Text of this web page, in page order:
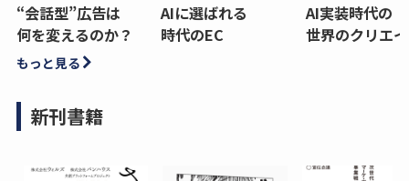
“会話型”広告は
何を変えるのか？
AIに選ばれる
時代のEC
AI実装時代の
世界のクリエ
もっと見る
新刊書籍